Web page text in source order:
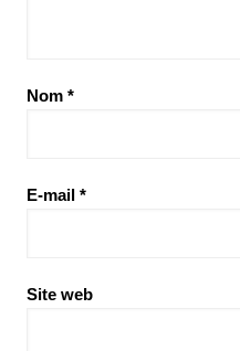
Nom *
E-mail *
Site web